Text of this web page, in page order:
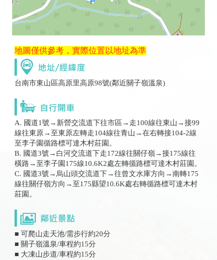
地圖僅供參考，實際位置以地址為準
台南市東山區高原里高原98號(鄰近關子嶺溫泉)
A. 國道1號→新營交流道下往市區→走100線往東山→接99
線往東原→至東原左轉走104線往青山→在右轉接104-2線
至李子園循路標可達木村莊園。
B. 國道3號→白河交流道下走172線往關仔嶺→接175線往
橫路→至李子園175線10.6K2處左轉循路標可達木村莊園。
C. 國道3號→烏山頭交流道下→往曾文水庫方向→南轉175
線往關仔嶺方向→至175縣望10.6K處右轉循路標可達木村
莊園。
■ 可爬山走天池/需步行約20分
■ 關子嶺溫泉/車程約15分
■ 大凍山步道/車程約15分